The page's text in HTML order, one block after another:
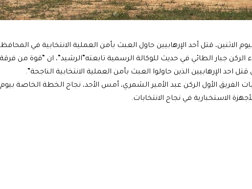
الاثنين، قتل أحد الإرهابيين حاول العبث بأمن العملية الانتخابية في
الركن جبار الطائي في حديث للوكالة الرسمية تابعته”الرشيد”، ان “قوة من فرقة
الإرهابيين الذين حاولوا العبث بأمن العملية الانتخابية الناجحة”.
الفريق الأول الركن عبد الأمير الشمري، أمس الأحد، نجاح الخطة الخاصة بيوم
الاستخبارية في نجاح الانتخابات.